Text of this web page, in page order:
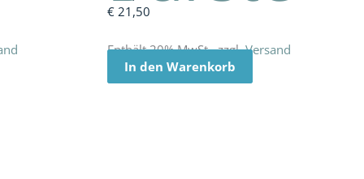
€ 21,50
Enthält 20% MwSt., zzgl.Versand
In den Warenkorb